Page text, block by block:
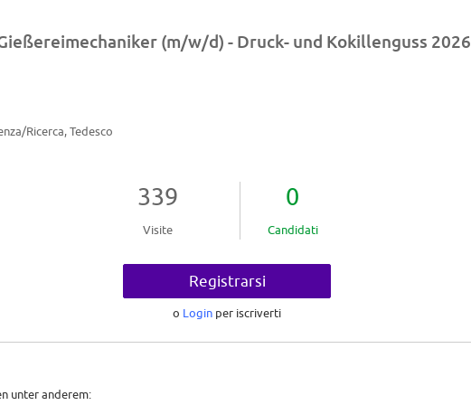
(m/w/d) - Druck- und Kokillenguss 2026
Ricerca, Tedesco
339
Visite
0
Candidati
Registrarsi
o Login per iscriverti
unter anderem: